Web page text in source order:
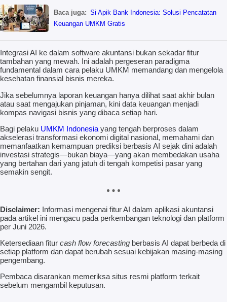
Baca juga: Si Apik Bank Indonesia: Solusi Pencatatan
Keuangan UMKM Gratis
Integrasi AI ke dalam software akuntansi bukan sekadar fitur
tambahan yang mewah. Ini adalah pergeseran paradigma
fundamental dalam cara pelaku UMKM memandang dan mengelola
kesehatan finansial bisnis mereka.
Jika sebelumnya laporan keuangan hanya dilihat saat akhir bulan
atau saat mengajukan pinjaman, kini data keuangan menjadi
kompas navigasi bisnis yang dibaca setiap hari.
Bagi pelaku UMKM Indonesia yang tengah berproses dalam
akselerasi transformasi ekonomi digital nasional, memahami dan
memanfaatkan kemampuan prediksi berbasis AI sejak dini adalah
investasi strategis—bukan biaya—yang akan membedakan usaha
yang bertahan dari yang jatuh di tengah kompetisi pasar yang
semakin sengit.
Disclaimer: Informasi mengenai fitur AI dalam aplikasi akuntansi
pada artikel ini mengacu pada perkembangan teknologi dan platform
per Juni 2026.
Ketersediaan fitur cash flow forecasting berbasis AI dapat berbeda di
setiap platform dan dapat berubah sesuai kebijakan masing-masing
pengembang.
Pembaca disarankan memeriksa situs resmi platform terkait
sebelum mengambil keputusan.